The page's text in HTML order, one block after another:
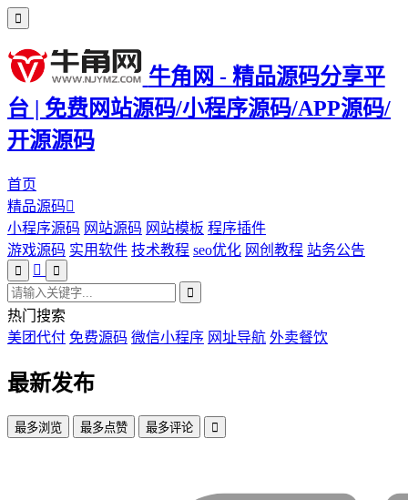
牛角网 - 精品源码分享平
台 | 免费网站源码/小程序源码/APP源码/
开源源码
首页
精品源码
小程序源码 网站源码 网站模板 程序插件
游戏源码 实用软件 技术教程 seo优化 网创教程 站务公告
热门搜索
美团代付 免费源码 微信小程序 网址导航 外卖餐饮
最新发布
最多浏览 最多点赞 最多评论